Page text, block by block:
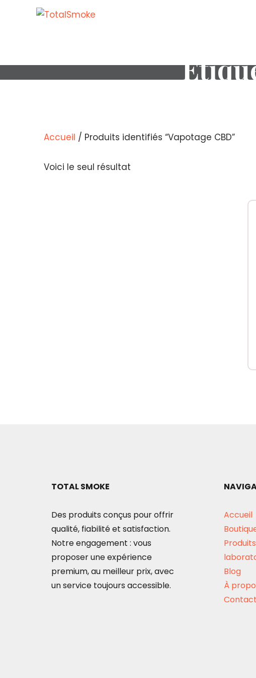
Accueil / Produits identifiés “Vapotage CBD”
Voici le seul résultat
TOTAL SMOKE
Des produits conçus pour offrir
qualité, fiabilité et satisfaction.
Notre engagement : vous
proposer une expérience
premium, au meilleur prix, avec
un service toujours accessible.
Accueil
Blog
À
Contact